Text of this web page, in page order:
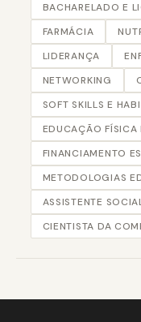
BACHARELADO E
FARMÁCIA
LIDERANÇA
NETWORKING
SOFT SKILLS E
EDUCAÇÃO FÍSICA
FINANCIAMENTO
METODOLOGIAS
ASSISTENTE
CIENTISTA DA